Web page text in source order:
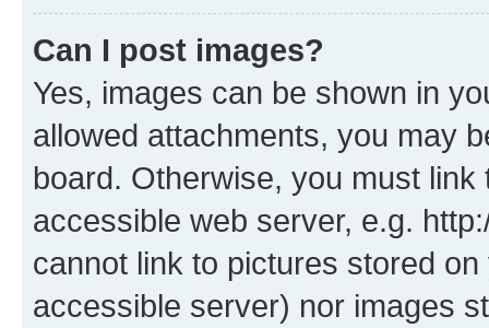
Can I post images?
Yes, images can be shown in
allowed attachments, you may
board. Otherwise, you must
accessible web server, e.g.
cannot link to pictures stored
accessible server) nor images